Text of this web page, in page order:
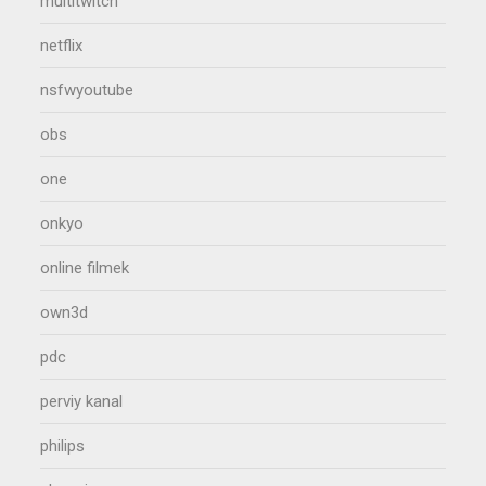
netflix
nsfwyoutube
obs
one
onkyo
online filmek
own3d
pdc
perviy kanal
philips